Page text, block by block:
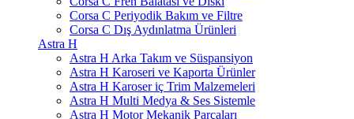
Corsa C Periyodik Bakım ve Filtre
Corsa C Dış Aydınlatma Ürünleri
Astra H
Astra H Arka Takım ve Süspansiyon
Astra H Karoseri ve Kaporta Ürünler
Astra H Karoser iç Trim Malzemeleri
Astra H Multi Medya & Ses Sistemle
Astra H Motor Mekanik Parçaları